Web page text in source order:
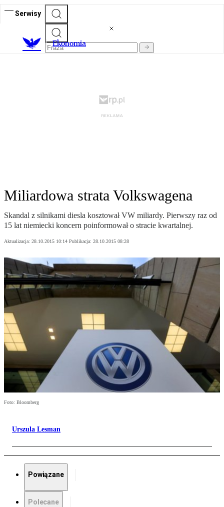
Serwisy
Ekonomia
Miliardowa strata Volkswagena
Skandal z silnikami diesla kosztował VW miliardy. Pierwszy raz od
15 lat niemiecki koncern poinformował o stracie kwartalnej.
Aktualizacja: 28.10.2015 10:14 Publikacja: 28.10.2015 08:28
Foto: Bloomberg
Urszula Lesman
Powiązane
Polecane